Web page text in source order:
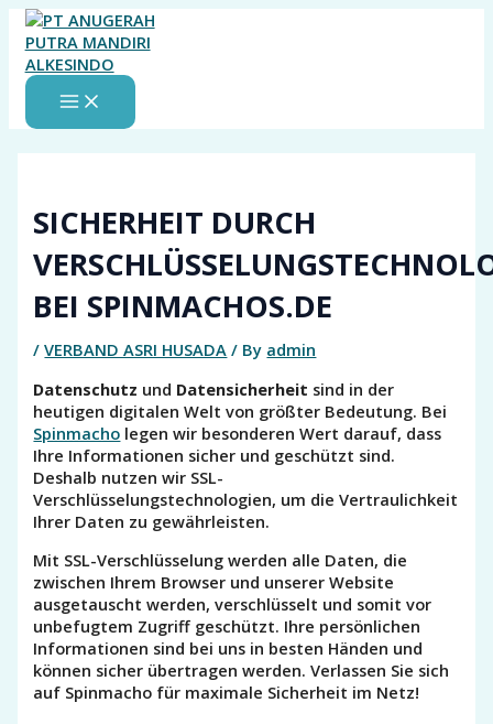
Skip
content
MENU
SICHERHEIT DURCH
BEI SPINMACHOS.DE
/VERBAND ASRI HUSADA / By admin
Datenschutz und Datensicherheit sind in der
heutigen digitalen Welt von größter Bedeutung. Bei
Spinmacho legen wir besonderen Wert darauf, dass
Ihre Informationen sicher und geschützt sind.
Deshalb nutzen wir SSL-
Verschlüsselungstechnologien, um die Vertraulichkeit
Ihrer Daten zu gewährleisten.
Mit SSL-Verschlüsselung werden alle Daten, die
zwischen Ihrem Browser und unserer Website
ausgetauscht werden, verschlüsselt und somit vor
unbefugtem Zugriff geschützt. Ihre persönlichen
Informationen sind bei uns in besten Händen und
können sicher übertragen werden. Verlassen Sie sich
auf Spinmacho für maximale Sicherheit im Netz!